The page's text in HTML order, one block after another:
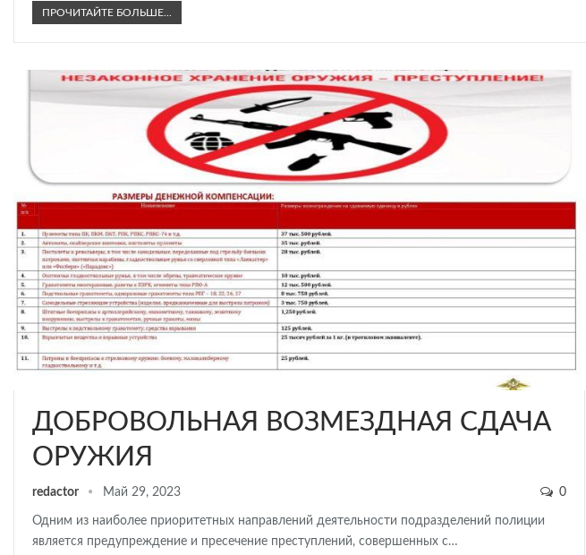
ПРОЧИТАЙТЕ БОЛЬШЕ...
ДОБРОВОЛЬНАЯ ВОЗМЕЗДНАЯ СДАЧА
ОРУЖИЯ
redactor Май 29, 2023 0
Одним из наиболее приоритетных направлений деятельности подразделений полиции
является предупреждение и пресечение преступлений, совершенных с…